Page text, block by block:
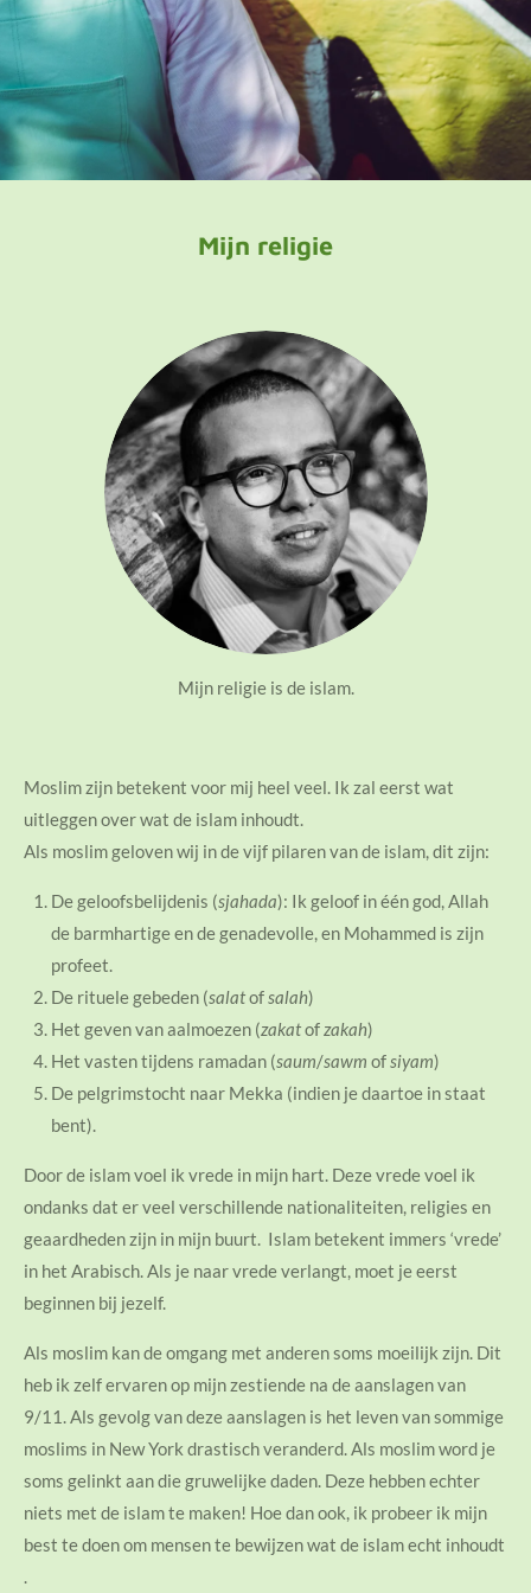
Mijn religie
Mijn religie is de islam.
Moslim zijn betekent voor mij heel veel. Ik zal eerst wat
uitleggen over wat de islam inhoudt.
Als moslim geloven wij in de vijf pilaren van de islam, dit zijn:
De geloofsbelijdenis (sjahada): Ik geloof in één god, Allah
de barmhartige en de genadevolle, en Mohammed is zijn
profeet.
De rituele gebeden (salatofsalah)
Het geven van aalmoezen (zakatofzakah)
Het vasten tijdens ramadan (saum/sawm ofsiyam)
De pelgrimstocht naar Mekka (indien je daartoe in staat
bent).
Door de islam voel ik vrede in mijn hart. Deze vrede voel ik
ondanks dat er veel verschillende nationaliteiten, religies en
geaardheden zijn in mijn buurt. Islam betekent immers ‘vrede’
in het Arabisch. Als je naar vrede verlangt, moet je eerst
beginnen bij jezelf.
Als moslim kan de omgang met anderen soms moeilijk zijn. Dit
heb ik zelf ervaren op mijn zestiende na de aanslagen van
9/11. Als gevolg van deze aanslagen is het leven van sommige
moslims in New York drastisch veranderd. Als moslim word je
soms gelinkt aan die gruwelijke daden. Deze hebben echter
niets met de islam te maken! Hoe dan ook, ik probeer ik mijn
best te doen om mensen te bewijzen wat de islam echt inhoudt
.